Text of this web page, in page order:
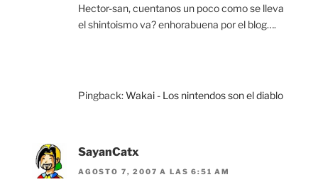
Hector-san, cuentanos un poco como se lleva
el shintoismo va? enhorabuena por el blog….
Pingback:Wakai - Los nintendos son el diablo
SayanCatx
AGOSTO 7, 2007 A LAS 6:51 AM